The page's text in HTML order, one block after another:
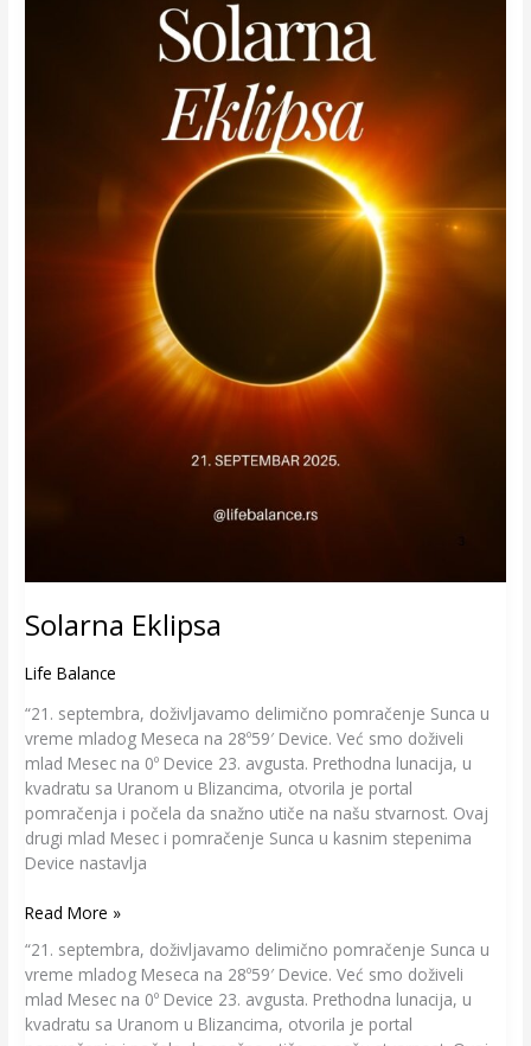
Solarna Eklipsa
Life Balance
“21. septembra, doživljavamo delimično pomračenje Sunca u
vreme mladog Meseca na 28º59′ Device. Već smo doživeli
mlad Mesec na 0º Device 23. avgusta. Prethodna lunacija, u
kvadratu sa Uranom u Blizancima, otvorila je portal
pomračenja i počela da snažno utiče na našu stvarnost. Ovaj
drugi mlad Mesec i pomračenje Sunca u kasnim stepenima
Device nastavlja
Read More »
“21. septembra, doživljavamo delimično pomračenje Sunca u
vreme mladog Meseca na 28º59′ Device. Već smo doživeli
mlad Mesec na 0º Device 23. avgusta. Prethodna lunacija, u
kvadratu sa Uranom u Blizancima, otvorila je portal